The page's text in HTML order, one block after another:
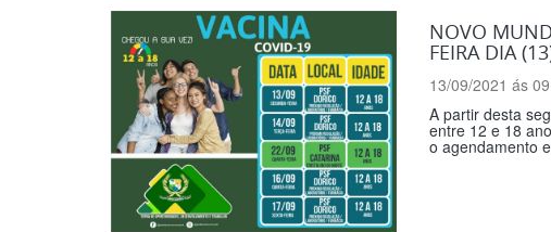
NOVO
FEIRA DIA
13/09/2021 ás
A partir desta
entre 12 e 18
o agendamento